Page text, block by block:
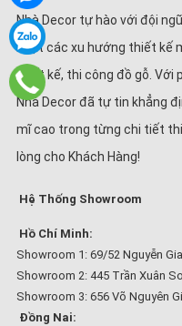
Nhà Decor tự hào với đội
nhật các xu hướng thiết kế
thiết kế, thi công đồ gỗ. Với
Nhà Decor đã tự tin khẳng
mĩ cao trong từng chi tiết
lòng cho Khách Hàng!
Hệ Thống Showroom
Hồ Chí Minh:
Showroom 1: 69/52 Nguyễn
Showroom 2: 445 Trần Xuân
Showroom 3: 656 Võ Nguyên
Đồng Nai: